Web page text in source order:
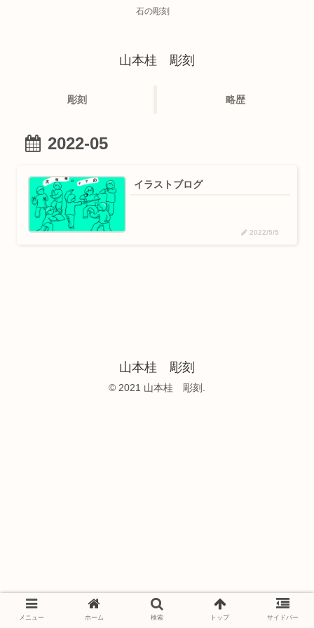
石の彫刻
山本桂 彫刻
彫刻 略歴
2022-05
イラストブログ
2022/5/5
山本桂 彫刻
© 2021 山本桂 彫刻.
メニュー ホーム 検索 トップ サイドバー